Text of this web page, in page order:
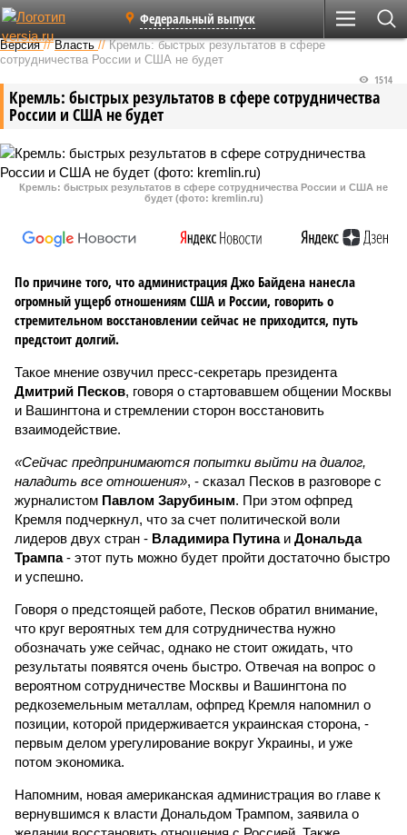
Федеральный выпуск
Версия //Власть //Кремль: быстрых результатов в сфере
сотрудничества России и США не будет
Кремль: быстрых результатов в сфере сотрудничества
России и США не будет
1514
Кремль: быстрых результатов в сфере сотрудничества России и США не
будет (фото: kremlin.ru)
По причине того, что администрация Джо Байдена нанесла
огромный ущерб отношениям США и России, говорить о
стремительном восстановлении сейчас не приходится, путь
предстоит долгий.
Такое мнение озвучил пресс-секретарь президента
Дмитрий Песков, говоря о стартовавшем общении Москвы
и Вашингтона и стремлении сторон восстановить
взаимодействие.
«Сейчас предпринимаются попытки выйти на диалог,
наладить все отношения», - сказал Песков в разговоре с
журналистом Павлом Зарубиным. При этом офпред
Кремля подчеркнул, что за счет политической воли
лидеров двух стран - Владимира Путинаи Дональда
Трампа- этот путь можно будет пройти достаточно быстро
и успешно.
Говоря о предстоящей работе, Песков обратил внимание,
что круг вероятных тем для сотрудничества нужно
обозначать уже сейчас, однако не стоит ожидать, что
результаты появятся очень быстро. Отвечая на вопрос о
вероятном сотрудничестве Москвы и Вашингтона по
редкоземельным металлам, офпред Кремля напомнил о
позиции, которой придерживается украинская сторона, -
первым делом урегулирование вокруг Украины, и уже
потом экономика.
Напомним, новая американская администрация во главе к
вернувшимся к власти Дональдом Трампом, заявила о